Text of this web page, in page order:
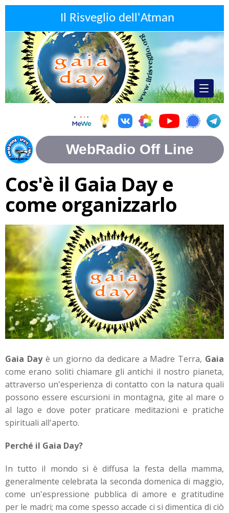
Il Risveglio dell'Atman
Cos'è il Gaia Day e
come organizzarlo
Gaia Dayè un giorno da dedicare a Madre Terra, Gaia
come erano soliti chiamare gli antichi il nostro pianeta,
attraverso un'esperienza di contatto con la natura quali
possono essere escursioni in montagna, gite al mare o
al lago e dove poter praticare meditazioni e pratiche
spirituali all'aperto.
Perché il Gaia Day?
In tutto il mondo si è diffusa la festa della mamma,
generalmente celebrata la seconda domenica di maggio,
come un'espressione pubblica di amore e gratitudine
per le madri; ma come spesso accade ci si dimentica di ciò